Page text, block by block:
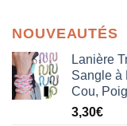
NOUVEAUTÉS
Lanière
Sangle à
Cou,
3,30€